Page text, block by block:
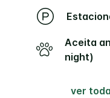
Aceita animais de estimação (25 USD /
night)
ver